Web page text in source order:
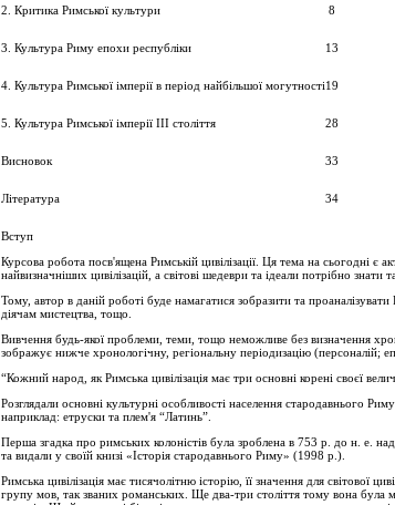
2. Критика Римської культури 8
3. Культура Риму епохи республіки 13
4. Культура Римської імперії в період найбільшої могутності19
5. Культура Римської імперії III століття 28
Висновок 33
Література 34
Вступ
Курсова робота посв'ящена Римській цивілізації. Ця тема на сьогодні є
найвизначніших цивілізацій, а світові шедеври та ідеали потрібно знати
Тому, автор в даній роботі буде намагатися зобразити та
діячам мистецтва, тощо.
Вивчення будь-якої проблеми, теми, тощо неможливе без визначення
зображує нижче хронологічну, регіональну періодизацію (персоналій;
“Кожний народ, як Римська цивілізація має три основні корені своєї
Розглядали основні культурні особливості населення стародавнього
наприклад: етруски та плем'я “Латинь”.
Перша згадка про римських колоністів була зроблена в 753 p. до н. е.
та видали у своїй книзі «Історія стародавнього Риму» (1998 p.).
Римська цивілізація має тисячолітню історію, її значення для світової
групу мов, так званих романських. Ще два-три століття тому вона була